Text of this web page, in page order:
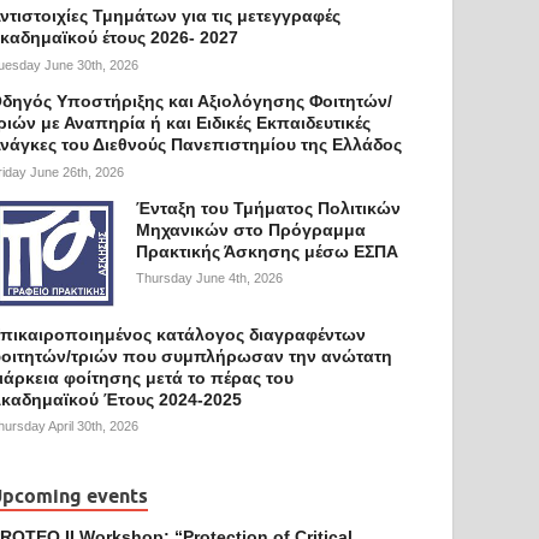
Τμημάτων για τις μετεγγραφές
έτους 2026- 2027
June 30th, 2026
Υποστήριξης και Αξιολόγησης Φοιτητών/
με Αναπηρία ή και Ειδικές Εκπαιδευτικές
του Διεθνούς Πανεπιστημίου της Ελλάδος
June 26th, 2026
Ένταξη του Τμήματος Πολιτικών
Μηχανικών στο Πρόγραμμα
Πρακτικής Άσκησης μέσω ΕΣΠΑ
Thursday June 4th, 2026
κατάλογος διαγραφέντων
τριών που συμπλήρωσαν την ανώτατη
φοίτησης μετά το πέρας του
Έτους 2024-2025
April 30th, 2026
events